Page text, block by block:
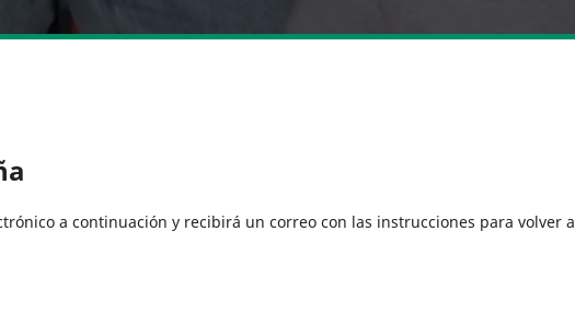
a continuación y recibirá un correo con las instrucciones para volver a